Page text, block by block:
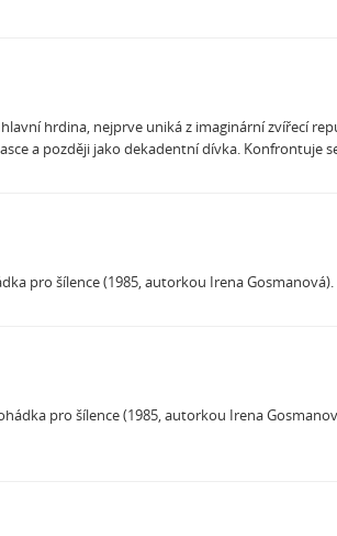
hrdina, nejprve uniká z imaginární zvířecí
a později jako dekadentní dívka. Konfrontuje
pro šílence (1985, autorkou Irena Gosmanová).
pro šílence (1985, autorkou Irena